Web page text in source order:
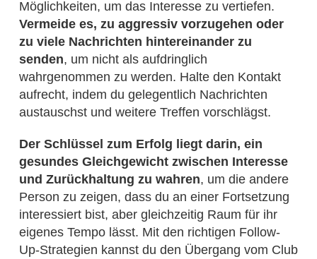
Möglichkeiten, um das Interesse zu vertiefen.
Vermeide es, zu aggressiv vorzugehen oder
zu viele Nachrichten hintereinander zu
senden, um nicht als aufdringlich
wahrgenommen zu werden. Halte den Kontakt
aufrecht, indem du gelegentlich Nachrichten
austauschst und weitere Treffen vorschlägst.
Der Schlüssel zum Erfolg liegt darin, ein
gesundes Gleichgewicht zwischen Interesse
und Zurückhaltung zu wahren, um die andere
Person zu zeigen, dass du an einer Fortsetzung
interessiert bist, aber gleichzeitig Raum für ihr
eigenes Tempo lässt. Mit den richtigen Follow-
Up-Strategien kannst du den Übergang vom Club